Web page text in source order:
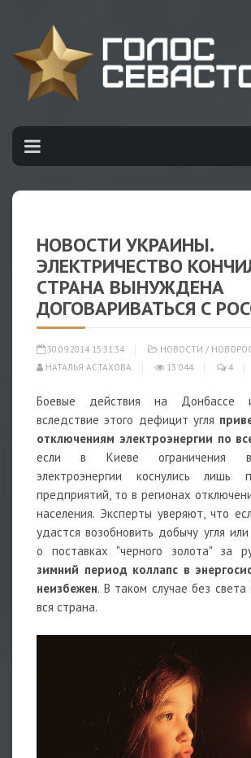
НОВОСТИ УКРАИНЫ.
ЭЛЕКТРИЧЕСТВО
СТРАНА ВЫНУЖДЕНА
ДОГОВАРИВАТЬСЯ С
30.09.2014 15:31:34 НОВОСТИ /
НАТАЛЬЯ АСТАХОВА
13 044 4
Боевые действия на Донбассе
вследствие этого дефицит угля
отключениям электроэнергии по
если в Киеве ограничения в
электроэнергии коснулись лишь
предприятий, то в регионах
населения. Эксперты уверяют, что
удастся возобновить добычу угля
о поставках "черного золота" за
зимний период коллапс в
неизбежен. В таком случае без
вся страна.